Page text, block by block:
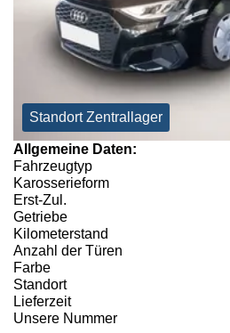
Standort Zentrallager
Allgemeine Daten:
Fahrzeugtyp
Karosserieform
Erst-Zul.
Getriebe
Kilometerstand
Anzahl der Türen
Farbe
Standort
Lieferzeit
Unsere Nummer